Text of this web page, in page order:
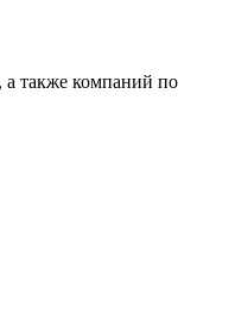
также компаний по